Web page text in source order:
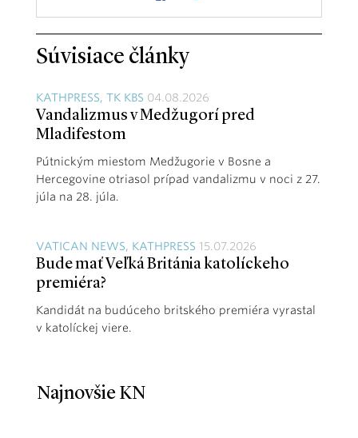
Súvisiace články
KATHPRESS, TK KBS 04.08.2026
Vandalizmus v Medžugorí pred
Mladifestom
Pútnickým miestom Medžugorie v Bosne a
Hercegovine otriasol prípad vandalizmu v noci z 27.
júla na 28. júla.
VATICAN NEWS, KATHPRESS 15.07.2026
Bude mať Veľká Británia katolíckeho
premiéra?
Kandidát na budúceho britského premiéra vyrastal
v katolíckej viere.
Najnovšie KN